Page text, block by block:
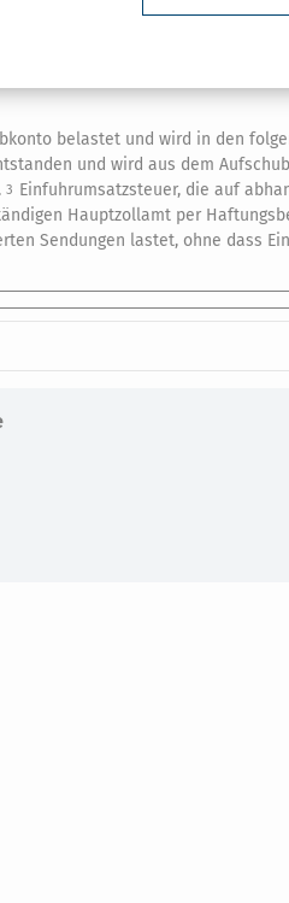
der Sendungen nachzuweisen.
belastet und wird in den
und wird aus dem
3 Einfuhrumsatzsteuer, die auf
Hauptzollamt per
Sendungen lastet, ohne dass